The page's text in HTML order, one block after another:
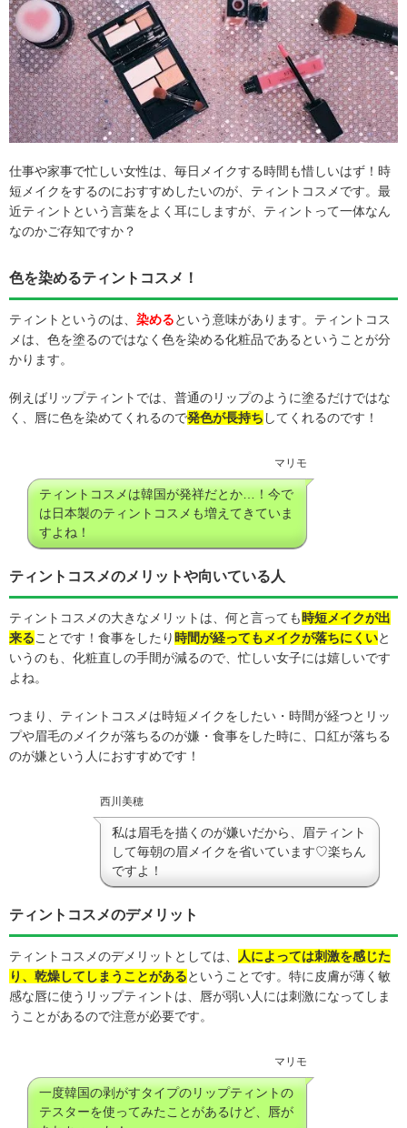
仕事や家事で忙しい女性は、毎日メイクする時間も惜しいはず！時
短メイクをするのにおすすめしたいのが、ティントコスメです。最
近ティントという言葉をよく耳にしますが、ティントって一体なん
なのかご存知ですか？
色を染めるティントコスメ！
ティントというのは、 染めるという意味があります。ティントコス
メは、色を塗るのではなく色を染める化粧品であるということが分
かります。
例えばリップティントでは、普通のリップのように塗るだけではな
く、唇に色を染めてくれるので発色が長持ち してくれるのです！
マリモ
ティントコスメは韓国が発祥だとか…！今で
は日本製のティントコスメも増えてきていま
すよね！
ティントコスメのメリットや向いている人
ティントコスメの大きなメリットは、何と言っても時短メイクが出
来ることです！食事をしたり 時間が経ってもメイクが落ちにくいと
いうのも、化粧直しの手間が減るので、忙しい女子には嬉しいです
よね。
つまり、ティントコスメは時短メイクをしたい・時間が経つとリッ
プや眉毛のメイクが落ちるのが嫌・食事をした時に、口紅が落ちる
のが嫌という人におすすめです！
西川美穂
私は眉毛を描くのが嫌いだから、眉ティント
して毎朝の眉メイクを省いています♡楽ちん
ですよ！
ティントコスメのデメリット
ティントコスメのデメリットとしては、
人によっては刺激を感じた
り、乾燥してしまうことがあるということです。特に皮膚が薄く敏
感な唇に使うリップティントは、唇が弱い人には刺激になってしま
うことがあるので注意が必要です。
マリモ
一度韓国の剥がすタイプのリップティントの
テスターを使ってみたことがあるけど、唇が